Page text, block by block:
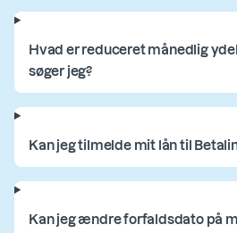
Hvad er reduceret månedlig
søger jeg?
Kan jeg tilmelde mit lån til
Kan jeg ændre forfaldsdato på